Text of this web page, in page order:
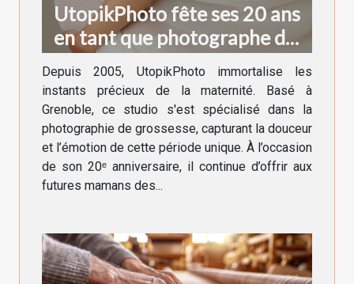
UtopikPhoto fête ses 20 ans
en tant que photographe de
grossesse à Grenoble !
Depuis 2005, UtopikPhoto immortalise les
instants précieux de la maternité. Basé à
Grenoble, ce studio s'est spécialisé dans la
photographie de grossesse, capturant la douceur
et l’émotion de cette période unique. À l’occasion
de son 20ᵉ anniversaire, il continue d’offrir aux
futures mamans des...